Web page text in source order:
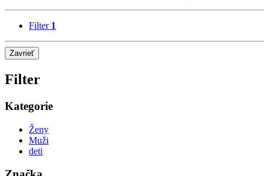
Filter 1
Zavrieť
Filter
Kategorie
Ženy
Muži
deti